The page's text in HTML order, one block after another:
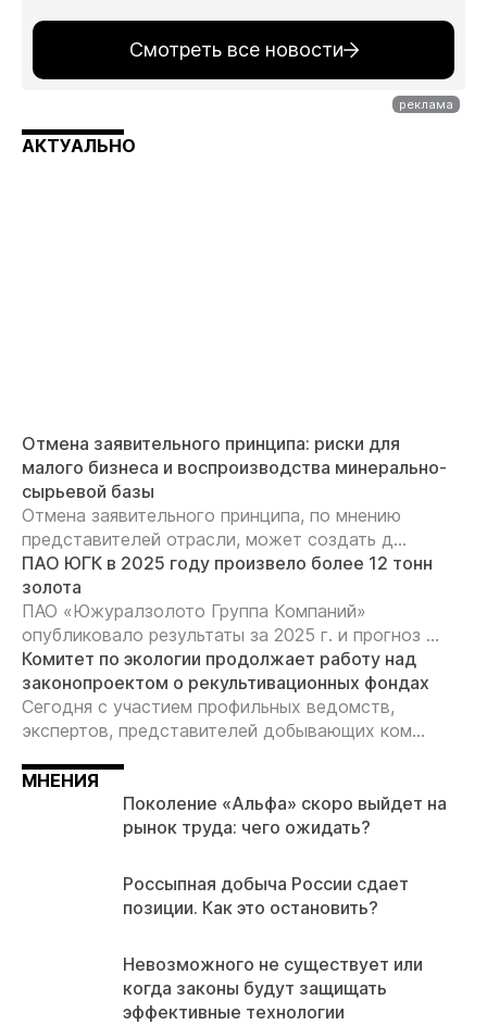
Смотреть все новости
АКТУАЛЬНО
Отмена заявительного принципа: риски для
малого бизнеса и воспроизводства минерально-
сырьевой базы
Отмена заявительного принципа, по мнению
представителей отрасли, может создать д...
ПАО ЮГК в 2025 году произвело более 12 тонн
золота
ПАО «Южуралзолото Группа Компаний»
опубликовало результаты за 2025 г. и прогноз ...
Комитет по экологии продолжает работу над
законопроектом о рекультивационных фондах
Сегодня с участием профильных ведомств,
экспертов, представителей добывающих ком...
МНЕНИЯ
Поколение «Альфа» скоро выйдет на
рынок труда: чего ожидать?
Россыпная добыча России сдает
позиции. Как это остановить?
Невозможного не существует или
когда законы будут защищать
эффективные технологии